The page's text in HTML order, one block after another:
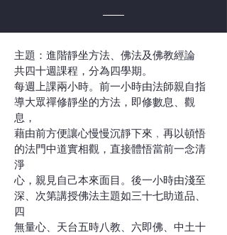
主題：進階靜坐方法、佛法及佛教經論
共四十週課程，分為四學期。
每週上課兩小時。前一小時由法師親自指
導大眾禪修靜坐的方法，即修數息、觀
息，
藉由前方便讓心慢慢沉靜下來﹐再以頓悟
的法門中道實相觀，直接體悟當前一念清
淨
心，親見自己本來面目。後一小時由淺至
深、次第講授佛法主題如三十七助道品、
四
無量心、天台五時八教、六即佛、中土十